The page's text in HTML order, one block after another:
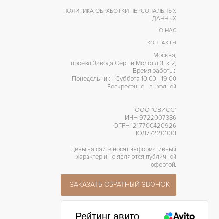
ПОЛИТИКА ОБРАБОТКИ ПЕРСОНАЛЬНЫХ
ДАННЫХ
О НАС
КОНТАКТЫ
Москва,
проезд Завода Серп и Молот д 3, к 2,
Время работы:
Понедельник - Суббота 10:00 - 19:00
Воскресенье - выходной
ООО "СВИСС"
ИНН 9722007386
ОГРН 1217700420926
ЮЛ772201001
Цены на сайте носят информативный
характер и не являются публичной
офертой.
ЗАКАЗАТЬ ОБРАТНЫЙ ЗВОНОК
Рейтинг авито